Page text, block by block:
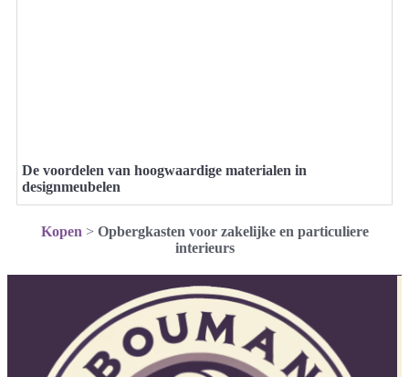
De voordelen van hoogwaardige materialen in
designmeubelen
Kopen > Opbergkasten voor zakelijke en particuliere
interieurs